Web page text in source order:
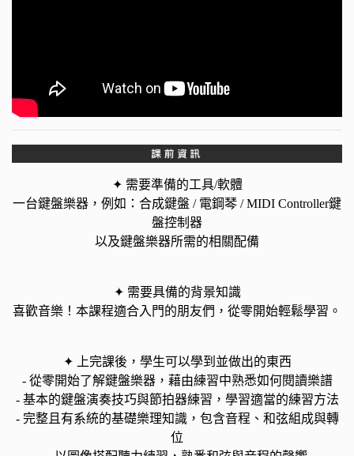
✦ 需要準備的工具/軟體
一台鍵盤樂器，例如：合成鍵盤 / 電鋼琴 / MIDI Controller鍵
盤控制器
以及鍵盤樂器所需的相關配備
✦ 需要具備的背景知識
喜歡音樂！本課程適合入門的朋友們，從零開始輕鬆學習。
✦ 上完課後，學生可以學到並做出的東西
- 從零開始了解鍵盤樂器，藉由練習中熟悉如何閱讀樂譜
- 基本的鍵盤演奏技巧與節拍器練習，學習適當的練習方法
- 完整且有系統的基礎樂理知識，包含音程、和弦組成與轉
位